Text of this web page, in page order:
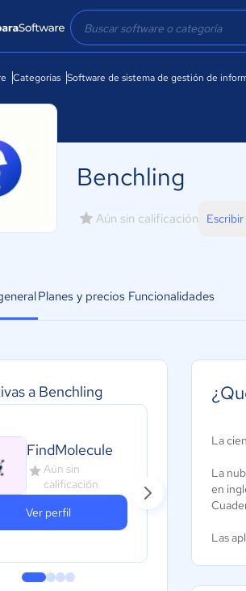
Categorías Software de sistema de gestión de
Benchling
Aún sin calificación
Planes y precios Funcionalidades
a Benchling
FindMolecule
Aún sin
calificación
Ver perfil
La
La
en
Las